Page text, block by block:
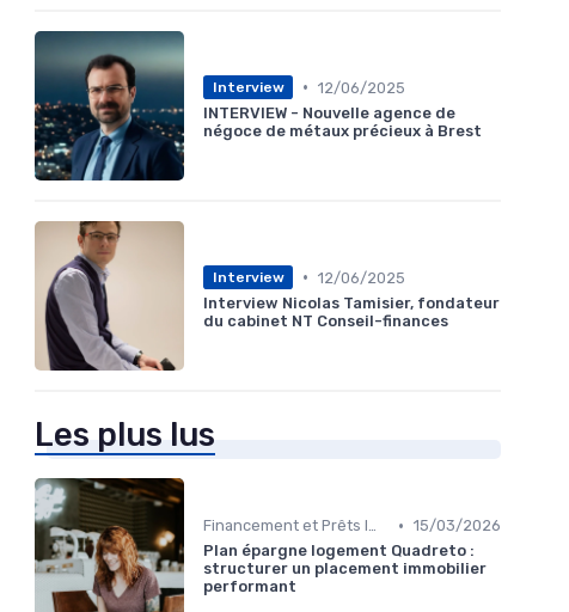
Interview • 12/06/2025
INTERVIEW - Nouvelle agence de
négoce de métaux précieux à Brest
Interview • 12/06/2025
Interview Nicolas Tamisier, fondateur
du cabinet NT Conseil-finances
Les plus lus
Financement et Prêts Immobiliers • 15/03/2026
Plan épargne logement Quadreto :
structurer un placement immobilier
performant